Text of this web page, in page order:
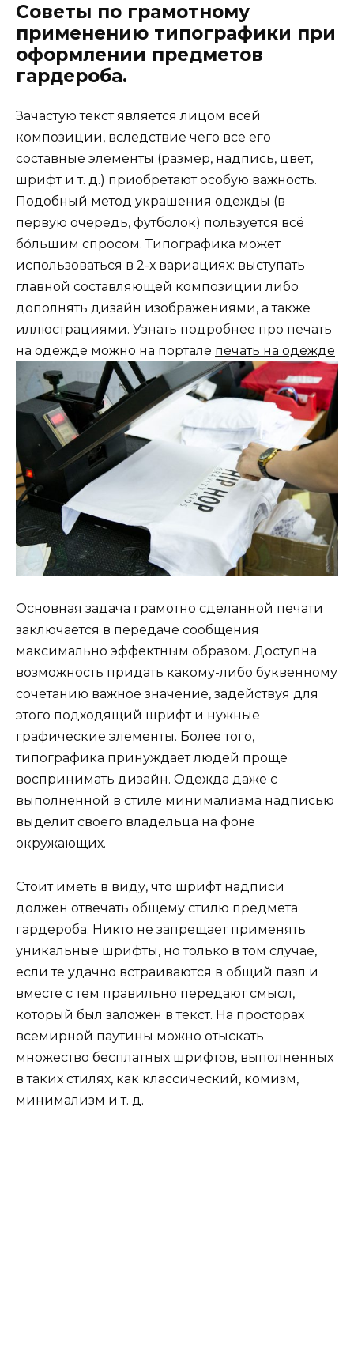
Советы по грамотному
применению типографики при
оформлении предметов
гардероба.
Зачастую текст является лицом всей
композиции, вследствие чего все его
составные элементы (размер, надпись, цвет,
шрифт и т. д.) приобретают особую важность.
Подобный метод украшения одежды (в
первую очередь, футболок) пользуется всё
бо́льшим спросом. Типографика может
использоваться в 2-х вариациях: выступать
главной составляющей композиции либо
дополнять дизайн изображениями, а также
иллюстрациями. Узнать подробнее про печать
на одежде можно на портале печать на одежде
Основная задача грамотно сделанной печати
заключается в передаче сообщения
максимально эффектным образом. Доступна
возможность придать какому-либо буквенному
сочетанию важное значение, задействуя для
этого подходящий шрифт и нужные
графические элементы. Более того,
типографика принуждает людей проще
воспринимать дизайн. Одежда даже с
выполненной в стиле минимализма надписью
выделит своего владельца на фоне
окружающих.
Стоит иметь в виду, что шрифт надписи
должен отвечать общему стилю предмета
гардероба. Никто не запрещает применять
уникальные шрифты, но только в том случае,
если те удачно встраиваются в общий пазл и
вместе с тем правильно передают смысл,
который был заложен в текст. На просторах
всемирной паутины можно отыскать
множество бесплатных шрифтов, выполненных
в таких стилях, как классический, комизм,
минимализм и т. д.